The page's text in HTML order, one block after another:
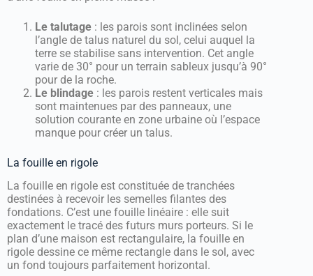
Le talutage : les parois sont inclinées selon
l’angle de talus naturel du sol, celui auquel la
terre se stabilise sans intervention. Cet angle
varie de 30° pour un terrain sableux jusqu’à 90°
pour de la roche.
Le blindage : les parois restent verticales mais
sont maintenues par des panneaux, une
solution courante en zone urbaine où l’espace
manque pour créer un talus.
La fouille en rigole
La fouille en rigole est constituée de tranchées
destinées à recevoir les semelles filantes des
fondations. C’est une fouille linéaire : elle suit
exactement le tracé des futurs murs porteurs. Si le
plan d’une maison est rectangulaire, la fouille en
rigole dessine ce même rectangle dans le sol, avec
un fond toujours parfaitement horizontal.